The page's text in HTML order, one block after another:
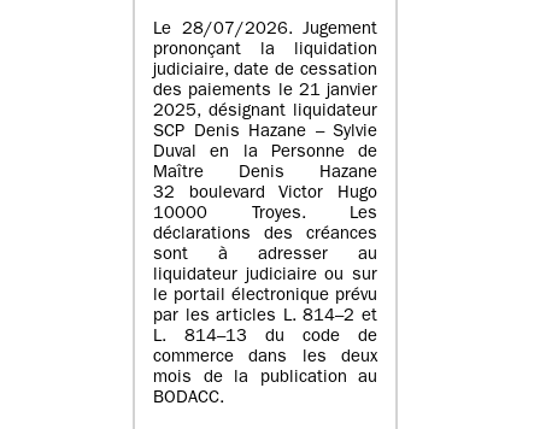
Le 28/07/2026. Jugement
prononçant la liquidation
judiciaire, date de cessation
des paiements le 21 janvier
2025, désignant liquidateur
SCP Denis Hazane – Sylvie
Duval en la Personne de
Maître Denis Hazane
32 boulevard Victor Hugo
10000 Troyes. Les
déclarations des créances
sont à adresser au
liquidateur judiciaire ou sur
le portail électronique prévu
par les articles L. 814–2 et
L. 814–13 du code de
commerce dans les deux
mois de la publication au
BODACC.